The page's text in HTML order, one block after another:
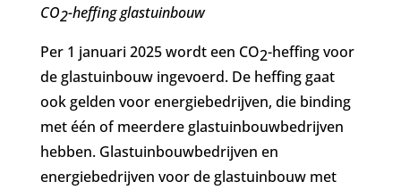
CO2-heffing glastuinbouw
Per 1 januari 2025 wordt een CO2-heffing voor
de glastuinbouw ingevoerd. De heffing gaat
ook gelden voor energiebedrijven, die binding
met één of meerdere glastuinbouwbedrijven
hebben. Glastuinbouwbedrijven en
energiebedrijven voor de glastuinbouw met